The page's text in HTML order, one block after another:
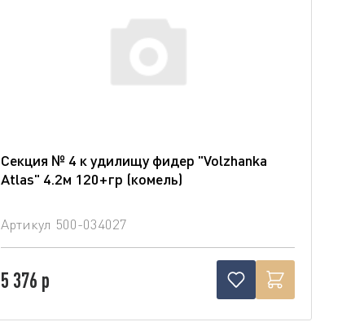
Секция № 4 к удилищу фидер "Volzhanka
Atlas" 4.2м 120+гр (комель)
Артикул 500-034027
5 376 р